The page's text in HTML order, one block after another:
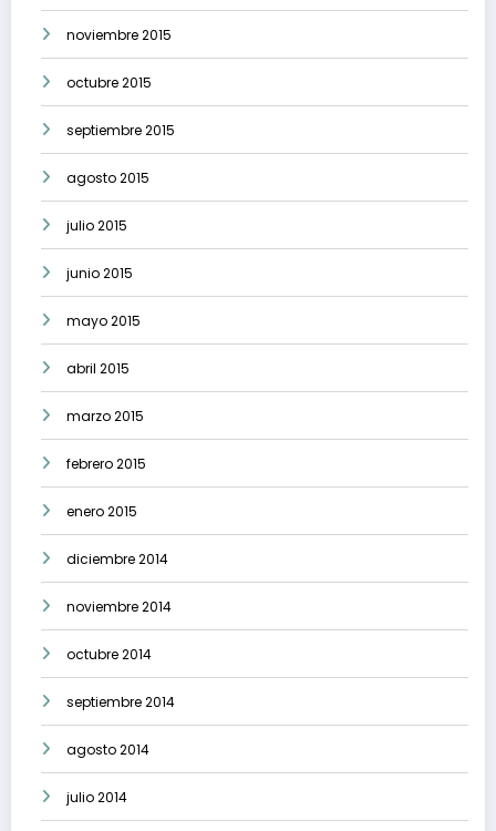
noviembre 2015
octubre 2015
septiembre 2015
agosto 2015
julio 2015
junio 2015
mayo 2015
abril 2015
marzo 2015
febrero 2015
enero 2015
diciembre 2014
noviembre 2014
octubre 2014
septiembre 2014
agosto 2014
julio 2014